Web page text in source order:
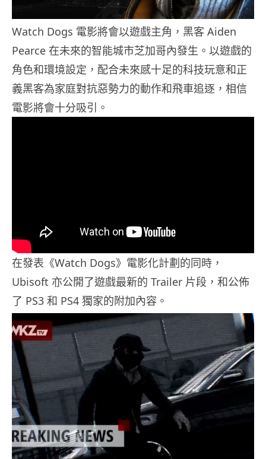
Watch Dogs 電影將會以遊戲主角，黑客 Aiden
Pearce 在未來的智能城市芝加哥內發生。以遊戲的
角色和環境設定，配合未來感十足的科技玩意和正
義黑客為家庭對抗惡勢力的動作和飛車追逐，相信
電影將會十分吸引。
在發表《Watch Dogs》電影化計劃的同時，
Ubisoft 亦公開了遊戲最新的 Trailer 片段，和公佈
了 PS3 和 PS4 獨家的附加內容。